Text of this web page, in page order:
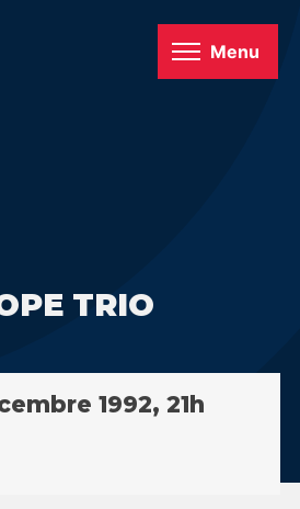
Menu
TRIO
1992, 21h